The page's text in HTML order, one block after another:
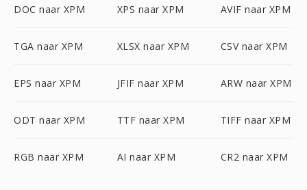
DOC naar XPM XPS naar XPM AVIF naar XPM
TGA naar XPM XLSX naar XPM CSV naar XPM
EPS naar XPM JFIF naar XPM ARW naar XPM
ODT naar XPM TTF naar XPM TIFF naar XPM
RGB naar XPM AI naar XPM CR2 naar XPM